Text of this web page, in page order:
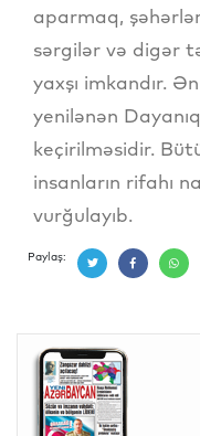
aparmaq,
sərgilər və digər
yaxşı imkandır.
yenilənən
keçirilməsidir.
insanların rifahı
vurğulayıb.
Paylaş: